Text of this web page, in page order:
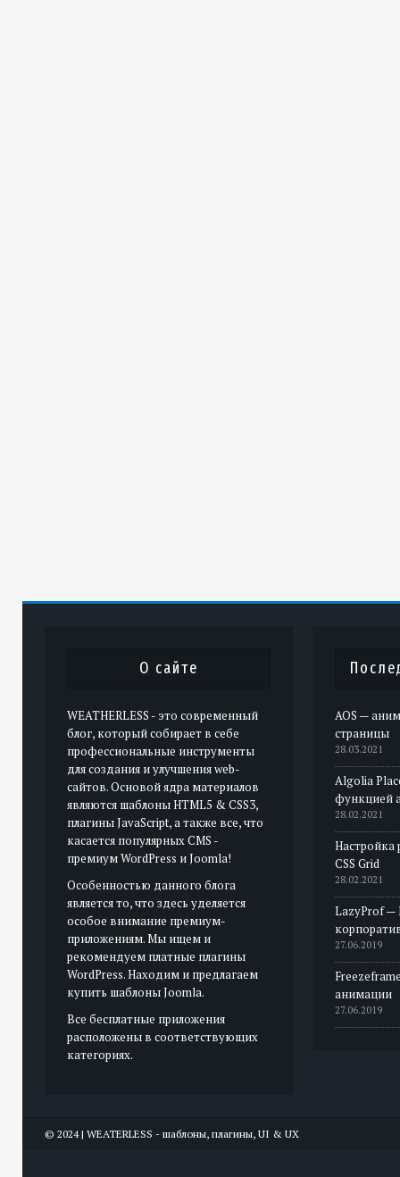
О сайте
WEATHERLESS - это современный
блог, который собирает в себе
профессиональные инструменты
для создания и улучшения web-
сайтов. Основой ядра материалов
являются шаблоны HTML5 & CSS3,
плагины JavaScript, а также все, что
касается популярных CMS -
премиум WordPress и Joomla!
Особенностью данного блога
является то, что здесь уделяется
особое внимание премиум-
приложениям. Мы ищем и
рекомендуем платные плагины
WordPress. Находим и предлагаем
купить шаблоны Joomla.
Все бесплатные приложения
расположены в соответствующих
категориях.
AOS —
страницы
28.03.2021
Algolia
функцией
28.02.2021
Настройка
CSS Grid
28.02.2021
LazyProf —
27.06.2019
анимации
27.06.2019
© 2024 | WEATERLESS - шаблоны, плагины, UI & UX